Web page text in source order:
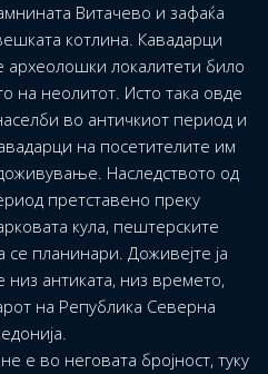
Витачево и зафаќа
котлина. Кавадарци
археолошки локалитети било
на неолитот. Исто така овде
во античкиот период и
на посетителите им
Наследството од
претставено преку
кула, пештерските
планинари. Доживејте ја
низ антиката, низ времето,
на Република Северна
е во неговата бројност, туку